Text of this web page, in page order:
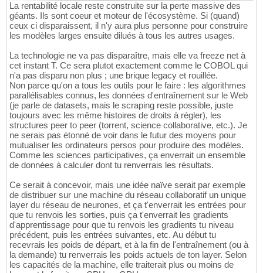
La rentabilité locale reste construite sur la perte massive des
géants. Ils sont coeur et moteur de l'écosystème. Si (quand)
ceux ci disparaissent, il n'y aura plus personne pour construire
les modèles larges ensuite dilués à tous les autres usages.
La technologie ne va pas disparaître, mais elle va freeze net à
cet instant T. Ce sera plutot exactement comme le COBOL qui
n'a pas disparu non plus ; une brique legacy et rouillée.
Non parce qu'on a tous les outils pour le faire : les algorithmes
parallélisables connus, les données d'entraînement sur le Web
(je parle de datasets, mais le scraping reste possible, juste
toujours avec les même histoires de droits à régler), les
structures peer to peer (torrent, science collaborative, etc.). Je
ne serais pas étonné de voir dans le futur des moyens pour
mutualiser les ordinateurs persos pour produire des modèles.
Comme les sciences participatives, ça enverrait un ensemble
de données à calculer dont tu renverrais les résultats.
Ce serait à concevoir, mais une idée naïve serait par exemple
de distribuer sur une machine du réseau collaboratif un unique
layer du réseau de neurones, et ça t'enverrait les entrées pour
que tu renvois les sorties, puis ça t'enverrait les gradients
d'apprentissage pour que tu renvois les gradients tu niveau
précédent, puis les entrées suivantes, etc. Au début tu
recevrais les poids de départ, et à la fin de l'entraînement (ou à
la demande) tu renverrais les poids actuels de ton layer. Selon
les capacités de la machine, elle traiterait plus ou moins de